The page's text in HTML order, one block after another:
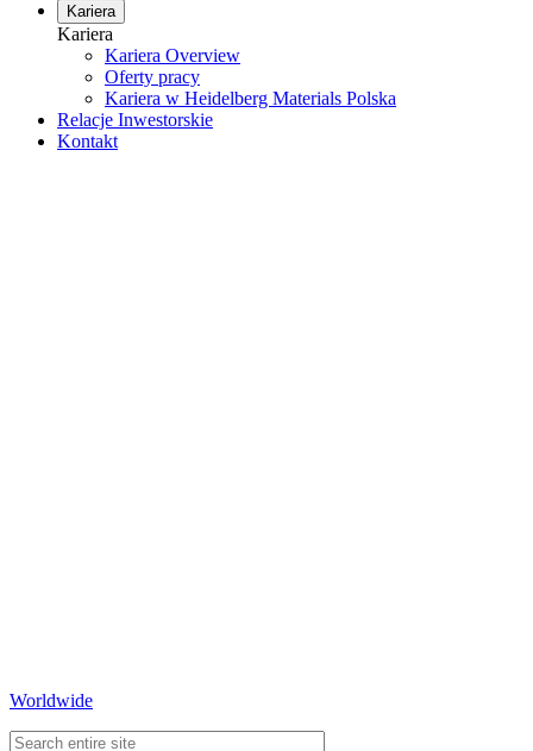
Kariera
Kariera
Kariera Overview
Oferty pracy
Kariera w Heidelberg Materials Polska
Relacje Inwestorskie
Kontakt
Worldwide